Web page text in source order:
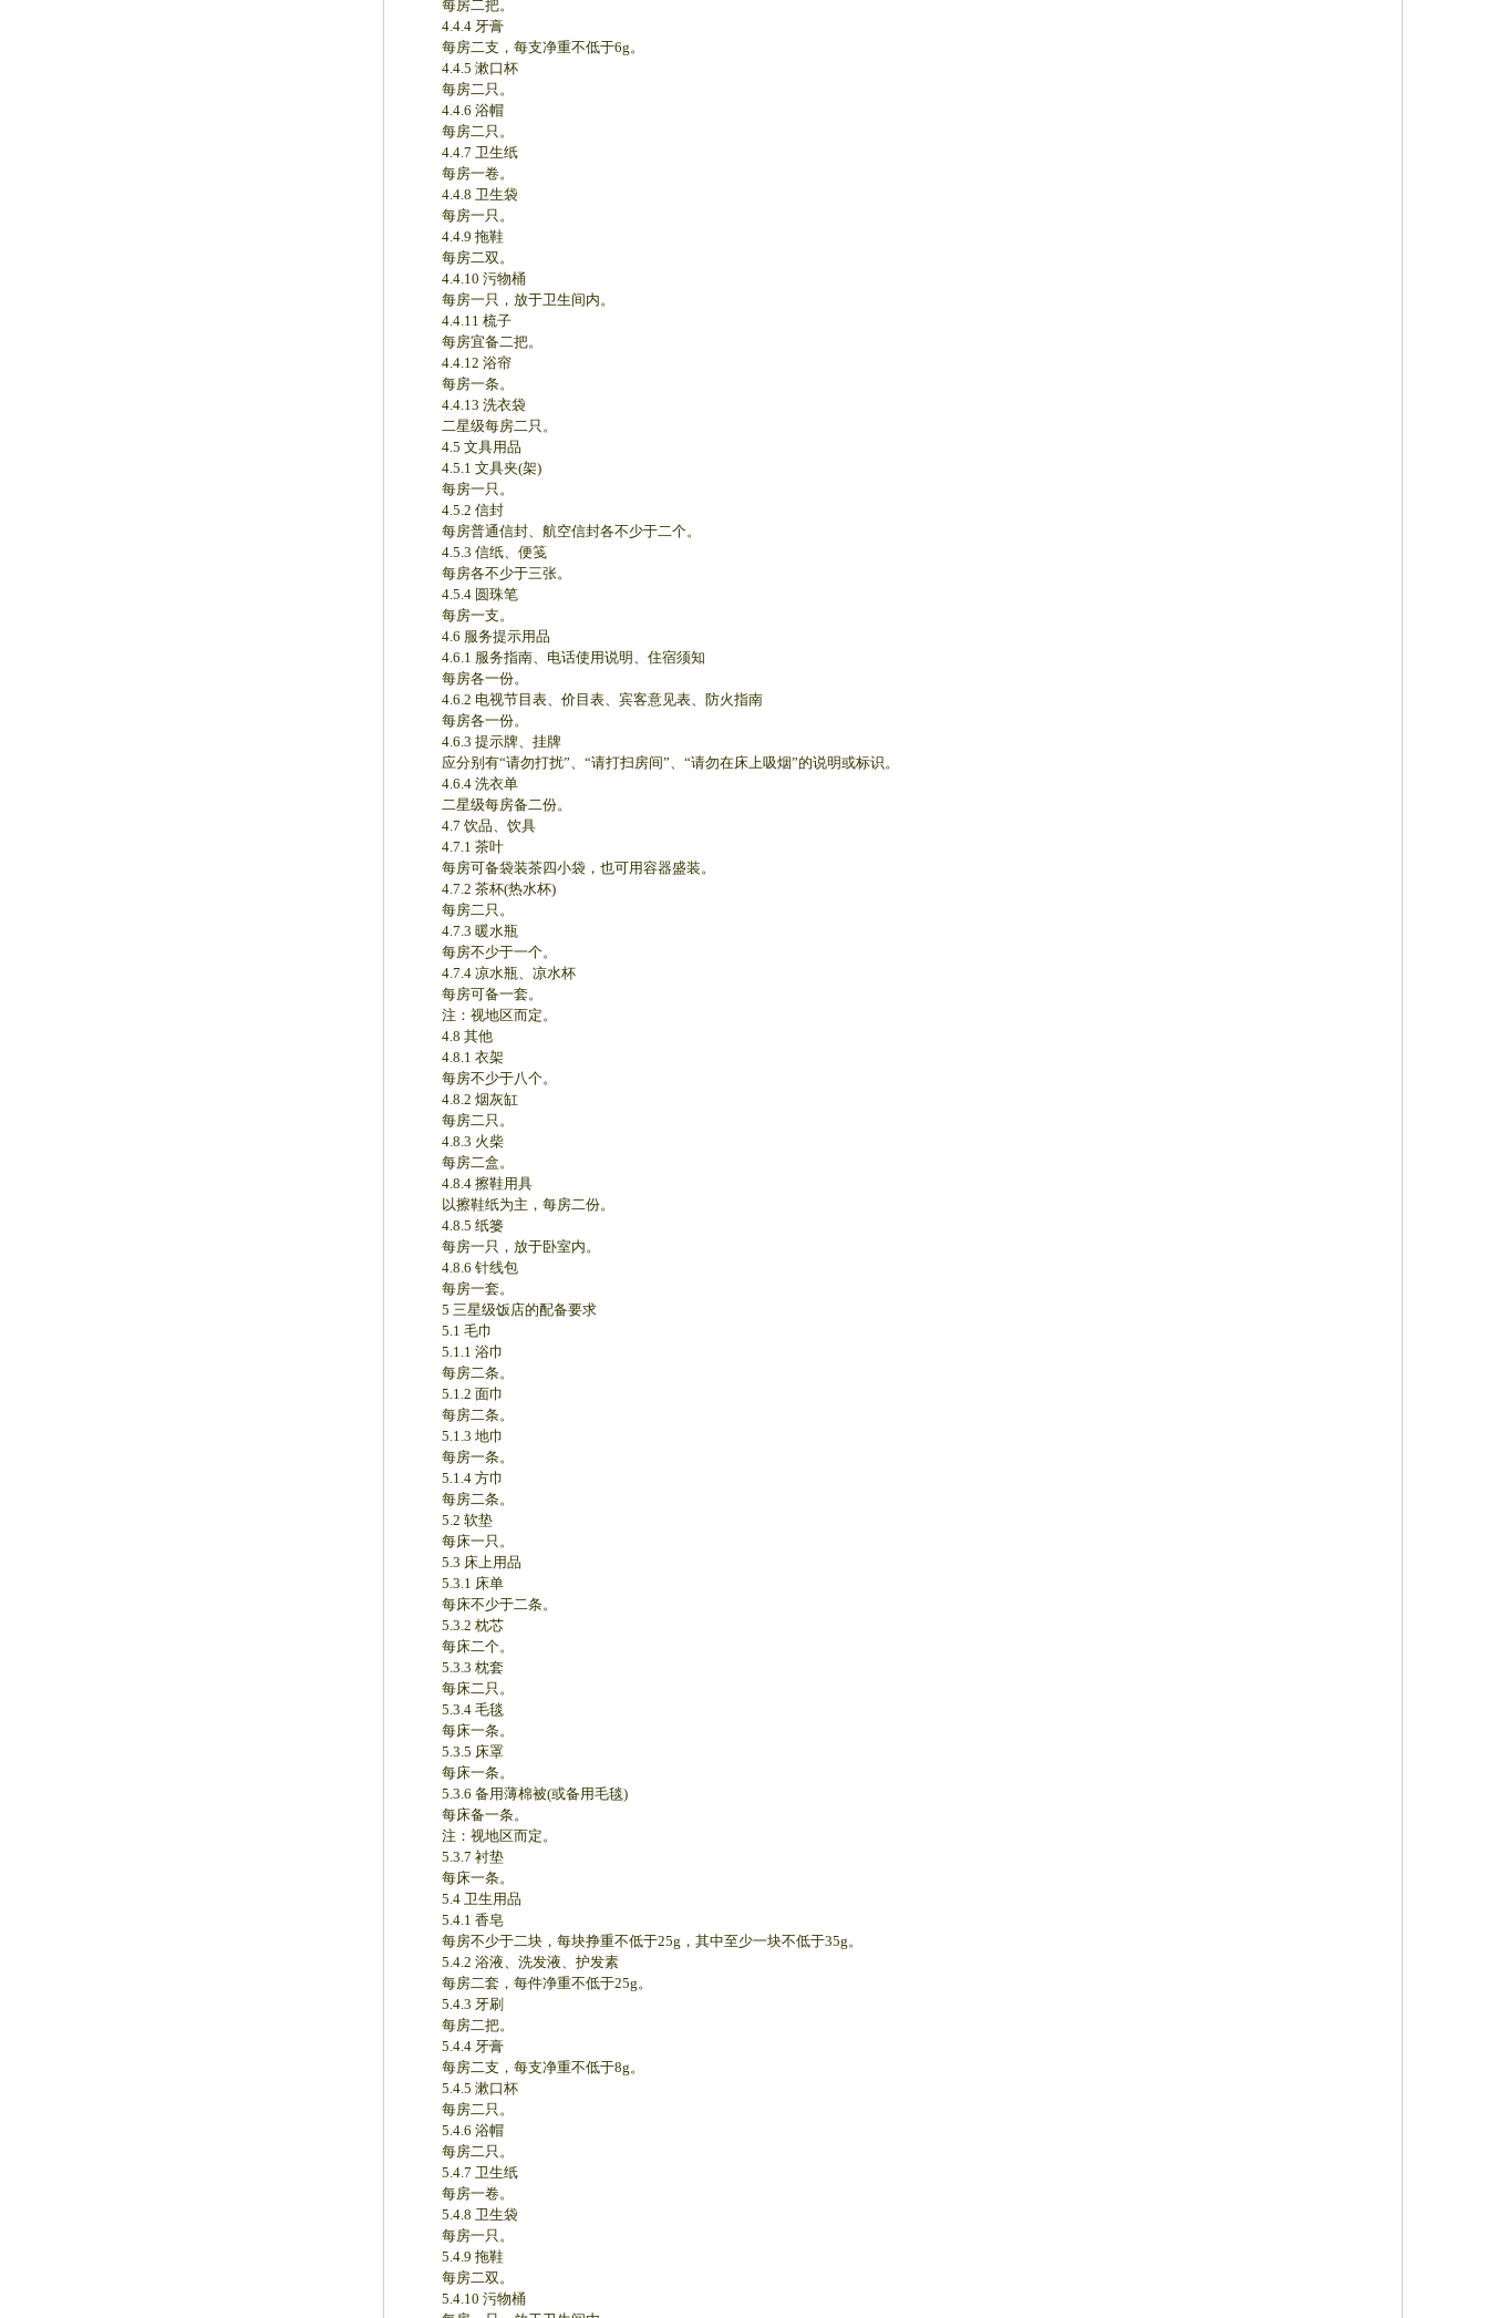
每房二把。
4.4.4 牙膏
每房二支，每支净重不低于6g。
4.4.5 漱口杯
每房二只。
4.4.6 浴帽
每房二只。
4.4.7 卫生纸
每房一卷。
4.4.8 卫生袋
每房一只。
4.4.9 拖鞋
每房二双。
4.4.10 污物桶
每房一只，放于卫生间内。
4.4.11 梳子
每房宜备二把。
4.4.12 浴帘
每房一条。
4.4.13 洗衣袋
二星级每房二只。
4.5 文具用品
4.5.1 文具夹(架)
每房一只。
4.5.2 信封
每房普通信封、航空信封各不少于二个。
4.5.3 信纸、便笺
每房各不少于三张。
4.5.4 圆珠笔
每房一支。
4.6 服务提示用品
4.6.1 服务指南、电话使用说明、住宿须知
每房各一份。
4.6.2 电视节目表、价目表、宾客意见表、防火指南
每房各一份。
4.6.3 提示牌、挂牌
应分别有“请勿打扰”、“请打扫房间”、“请勿在床上吸烟”的说明或标识。
4.6.4 洗衣单
二星级每房备二份。
4.7 饮品、饮具
4.7.1 茶叶
每房可备袋装茶四小袋，也可用容器盛装。
4.7.2 茶杯(热水杯)
每房二只。
4.7.3 暖水瓶
每房不少于一个。
4.7.4 凉水瓶、凉水杯
每房可备一套。
注：视地区而定。
4.8 其他
4.8.1 衣架
每房不少于八个。
4.8.2 烟灰缸
每房二只。
4.8.3 火柴
每房二盒。
4.8.4 擦鞋用具
以擦鞋纸为主，每房二份。
4.8.5 纸篓
每房一只，放于卧室内。
4.8.6 针线包
每房一套。
5 三星级饭店的配备要求
5.1 毛巾
5.1.1 浴巾
每房二条。
5.1.2 面巾
每房二条。
5.1.3 地巾
每房一条。
5.1.4 方巾
每房二条。
5.2 软垫
每床一只。
5.3 床上用品
5.3.1 床单
每床不少于二条。
5.3.2 枕芯
每床二个。
5.3.3 枕套
每床二只。
5.3.4 毛毯
每床一条。
5.3.5 床罩
每床一条。
5.3.6 备用薄棉被(或备用毛毯)
每床备一条。
注：视地区而定。
5.3.7 衬垫
每床一条。
5.4 卫生用品
5.4.1 香皂
每房不少于二块，每块挣重不低于25g，其中至少一块不低于35g。
5.4.2 浴液、洗发液、护发素
每房二套，每件净重不低于25g。
5.4.3 牙刷
每房二把。
5.4.4 牙膏
每房二支，每支净重不低于8g。
5.4.5 漱口杯
每房二只。
5.4.6 浴帽
每房二只。
5.4.7 卫生纸
每房一卷。
5.4.8 卫生袋
每房一只。
5.4.9 拖鞋
每房二双。
5.4.10 污物桶